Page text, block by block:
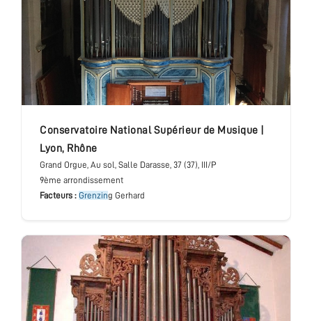
conservatoire National Supérieur de Musique
Lyon, Rhône
Grand Orgue, Au sol, Salle Darasse, 37 (37), III/P
9ème arrondissement
Facteurs : Grenzing Gerhard